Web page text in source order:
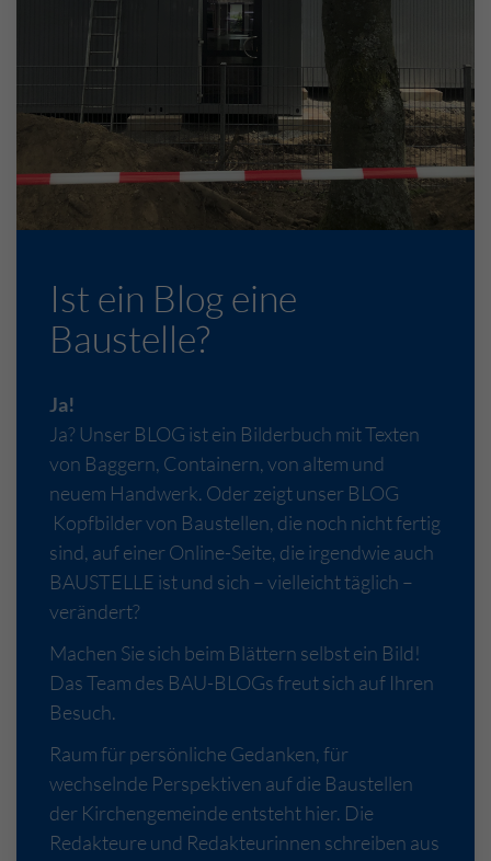
Ist ein Blog eine
Baustelle?
Ja!
Ja? Unser BLOG ist ein Bilderbuch mit Texten
von Baggern, Containern, von altem und
neuem Handwerk. Oder zeigt unser BLOG
Kopfbilder von Baustellen, die noch nicht fertig
sind, auf einer Online-Seite, die irgendwie auch
BAUSTELLE ist und sich – vielleicht täglich –
verändert?
Machen Sie sich beim Blättern selbst ein Bild!
Das Team des BAU-BLOGs freut sich auf Ihren
Besuch.
Raum für persönliche Gedanken, für
wechselnde Perspektiven auf die Baustellen
der Kirchengemeinde entsteht hier. Die
Redakteure und Redakteurinnen schreiben aus